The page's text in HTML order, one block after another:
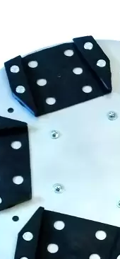
⏵ Carote
⏵
⏵ Discuri